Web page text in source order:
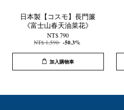
日本製【コスモ】長門簾
《富士山春天油菜花》
NT$ 790
NT$ 1,590 -50.3%
加入購物車